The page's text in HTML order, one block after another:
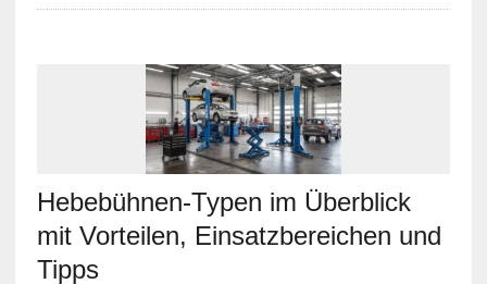
Hebebühnen-Typen im Überblick
mit Vorteilen, Einsatzbereichen und
Tipps